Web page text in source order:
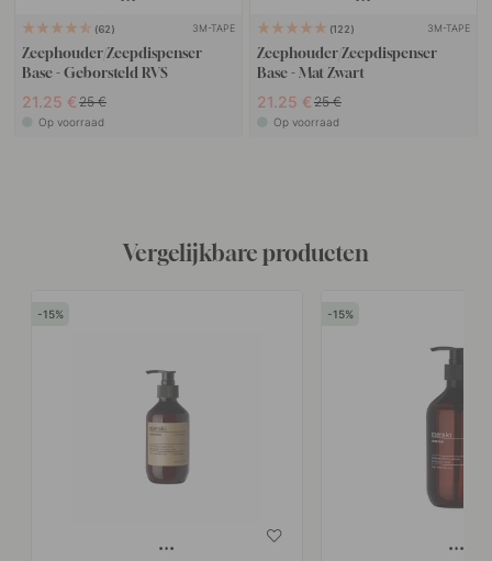
62 3M-TAPE
Zeephouder/Zeepdispenser
Base - Geborsteld RVS
21.25 € 25 €
Op voorraad
122 3M-TAPE
Zeephouder/Zeepdispenser
Base - Mat Zwart
21.25 € 25 €
Op voorraad
Vergelijkbare producten
15 15